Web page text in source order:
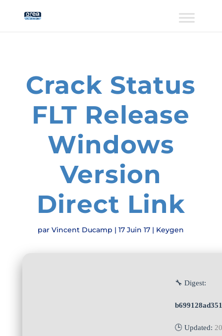
Crack Status
FLT Release
Windows
Version
Direct Link
parVincent Ducamp |17 Juin 17 | Keygen
🔧 Digest:
🕒 Updated: